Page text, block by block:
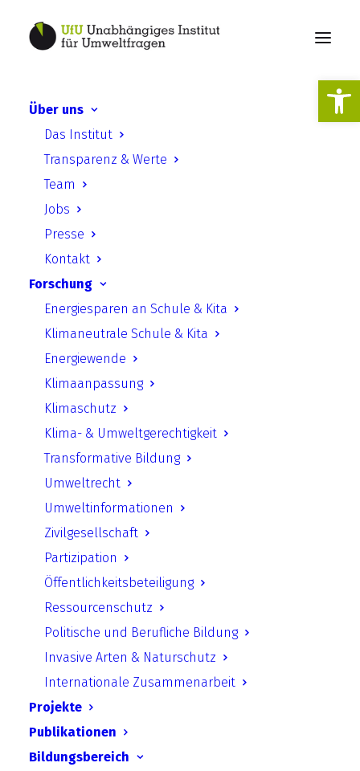
Über uns
Das Institut
Transparenz & Werte
Team
Jobs
Presse
Kontakt
Forschung
Energiesparen an Schule & Kita
Klimaneutrale Schule & Kita
Energiewende
Klimaanpassung
Klimaschutz
Klima- & Umweltgerechtigkeit
Transformative Bildung
Umweltrecht
Umweltinformationen
Zivilgesellschaft
Partizipation
Öffentlichkeitsbeteiligung
Ressourcenschutz
Politische und Berufliche Bildung
Invasive Arten & Naturschutz
Internationale Zusammenarbeit
Projekte
Publikationen
Bildungsbereich
Publikationen
Suche
UfU Presse
Pressemitteilungen
UfU Stellungnahmen
UfU-Informationen
UfU-Lehrmaterial
UfU-Lehrmaterial für Sek 1 & Sek 2
UfU-Angebote für Schulen
UfU-Lehrmaterial für Kita
UfU-Lehrmaterial für Grundschule
UfU-Lehrmaterial für außerschulische
Bildung
UfU-Lehrmaterial für Lehrerbildung
Material für Praxisplaner